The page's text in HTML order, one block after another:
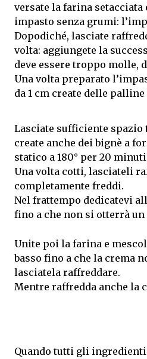
versate la farina
impasto senza grumi:
Dopodiché, lasciate
volta: aggiungete la
deve essere troppo molle,
Una volta preparato
da 1 cm create delle
Lasciate sufficiente
create anche dei bignè a
statico a 180° per 20
Una volta cotti, lasciateli
completamente freddi.
Nel frattempo dedicatevi
fino a che non si otterrà
Unite poi la farina e
basso fino a che la crema
lasciatela raffreddare.
Mentre raffredda anche la
Quando tutti gli